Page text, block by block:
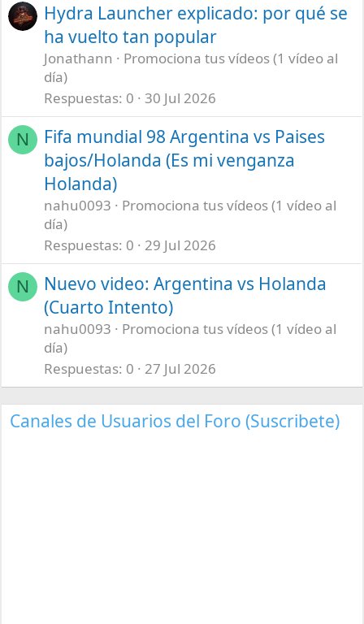
Hydra Launcher explicado: por qué se
ha vuelto tan popular
Jonathann
Promociona tus vídeos (1 vídeo al
día)
Respuestas 0 30 Jul 2026
N
Fifa mundial 98 Argentina vs Paises
bajos/Holanda (Es mi venganza
Holanda)
nahu0093
Promociona tus vídeos (1 vídeo al
día)
Respuestas 0 29 Jul 2026
N
Nuevo video: Argentina vs Holanda
(Cuarto Intento)
nahu0093
Promociona tus vídeos (1 vídeo al
día)
Respuestas 0 27 Jul 2026
Canales de Usuarios del Foro (Suscribete)